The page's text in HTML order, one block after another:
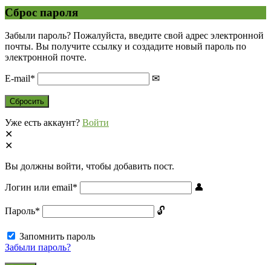
Сброс пароля
Забыли пароль? Пожалуйста, введите свой адрес электронной
почты. Вы получите ссылку и создадите новый пароль по
электронной почте.
E-mail*
Уже есть аккаунт? Войти
Вы должны войти, чтобы добавить пост.
Логин или email*
Пароль*
Запомнить пароль
Забыли пароль?